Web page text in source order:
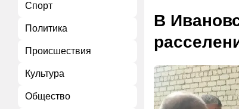
Спорт
Политика
Происшествия
Культура
Общество
В